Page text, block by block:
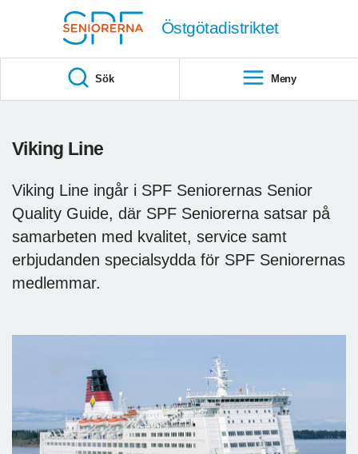
Östgötadistriktet
Sök Meny
Viking Line
Viking Line ingår i SPF Seniorernas Senior
Quality Guide, där SPF Seniorerna satsar på
samarbeten med kvalitet, service samt
erbjudanden specialsydda för SPF Seniorernas
medlemmar.